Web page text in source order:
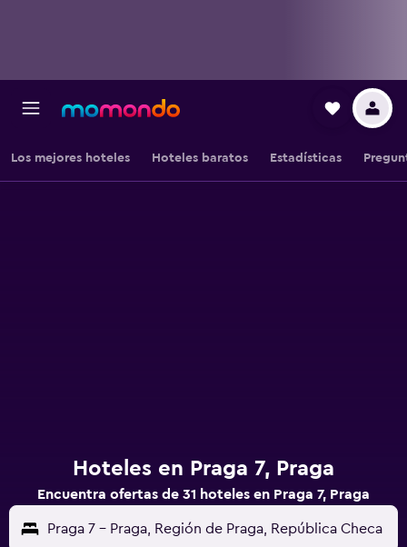
Los mejores hoteles Hoteles baratos Estadísticas
Hoteles en Praga 7, Praga
Encuentra ofertas de 31 hoteles en Praga 7, Praga
Praga 7 - Praga, Región de Praga, República Checa